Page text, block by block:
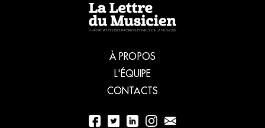
À PROPOS
L'ÉQUIPE
CONTACTS